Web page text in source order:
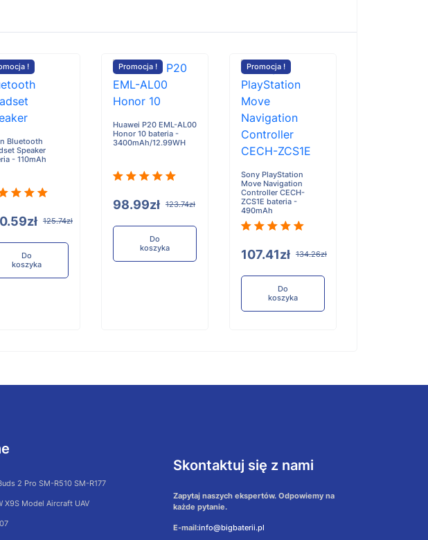
!
Bluetooth
Speaker
- 110mAh
125.74zł
Do
koszyka
Promocja !
Huawei P20 EML-AL00
Honor 10 bateria -
3400mAh/12.99WH
98.99zł 123.74zł
Do
koszyka
Promocja !
Sony PlayStation
Move Navigation
Controller CECH-
ZCS1E bateria -
490mAh
107.41zł 134.26zł
Do
koszyka
2 Pro SM-R510 SM-R177
X9S Model Aircraft UAV
Skontaktuj się z nami
Zapytaj naszych ekspertów. Odpowiemy na
każde pytanie.
E-mail:info@bigbaterii.pl